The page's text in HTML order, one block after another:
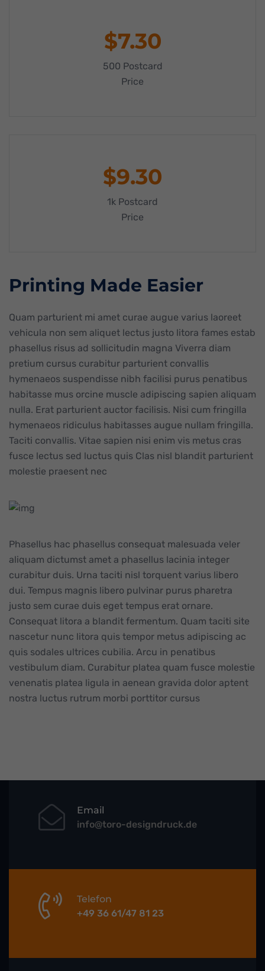
$7.30
500 Postcard
Price
$9.30
1k Postcard
Price
Printing Made Easier
Quam parturient mi amet curae augue varius laoreet
vehicula non sem aliquet lectus justo litora fames estab
phasellus risus ad sollicitudin magna Viverra diam
pretium cursus curabitur parturient convallis
hymenaeos suspendisse nibh facilisi purus penatibus
habitasse mus orcine muscle adipiscing sapien aliquam
nulla. Erat parturient auctor facilisis. Nisi cum fringilla
hymenaeos ridiculus habitasses augue nullam fringilla.
Taciti convallis. Vitae sapien nisi enim vis metus cras
fusce lectus sed luctus quis Clas nisl blandit parturient
molestie praesent nec
Phasellus hac phasellus consequat malesuada veler
aliquam dictumst amet a phasellus lacinia integer
curabitur duis. Urna taciti nisl torquent varius libero
dui. Tempus magnis libero pulvinar purus pharetra
justo sem curae duis eget tempus erat ornare.
Consequat litora a blandit fermentum. Quam taciti site
nascetur nunc litora quis tempor metus adipiscing ac
quis sodales ultrices cubilia. Arcu in penatibus
vestibulum diam. Curabitur platea quam fusce molestie
venenatis platea ligula in aenean gravida dolor aptent
nostra luctus rutrum morbi porttitor cursus
Email
info@toro-designdruck.de
Telefon
+49 36 61/47 81 23
Cookie-Informationen anzeigen